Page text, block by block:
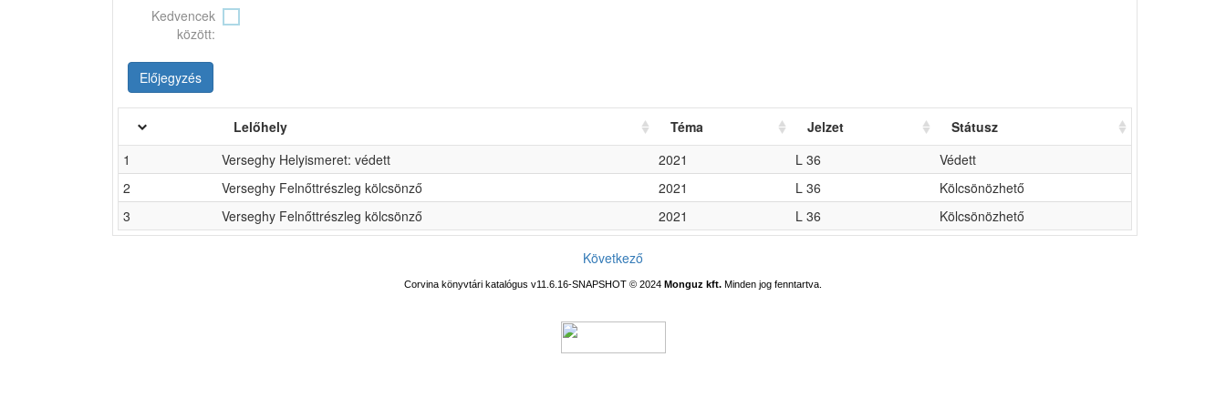
Kedvencek
között:
Előjegyzés
Lelőhely Téma Jelzet
Státusz
1
Verseghy Helyismeret: védett 2021 L 36
Védett
2
Verseghy Felnőttrészleg kölcsönző 2021 L 36
Kölcsönözhető
3
Verseghy Felnőttrészleg kölcsönző 2021 L 36 Kölcsönözhető
Következő
Corvina könyvtári katalógus v11.6.16-SNAPSHOT © 2024 Monguz kft. Minden jog fenntartva.